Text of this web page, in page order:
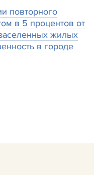
повторного
в 5 процентов от
жилых
в городе